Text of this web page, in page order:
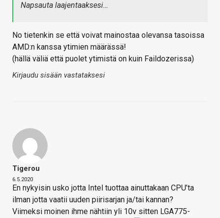
Napsauta laajentaaksesi…
No tietenkin se että voivat mainostaa olevansa tasoissa
AMD:n kanssa ytimien määrässä!
(hällä väliä että puolet ytimistä on kuin Faildozerissa)
Kirjaudu sisään vastataksesi
Tigerou
6.5.2020
En nykyisin usko jotta Intel tuottaa ainuttakaan CPU’ta
ilman jotta vaatii uuden piirisarjan ja/tai kannan?
Viimeksi moinen ihme nähtiin yli 10v sitten LGA775-